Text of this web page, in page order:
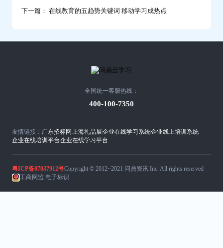
下一篇： 在线教育的五趋势关键词 移动学习成热点
友情链接： 广东招标网 上海礼品展企业在线学习系统企业线上培训系统
企业在线培训平台企业在线学习平台
全国统一客服热线：
400-100-7350
粤ICP备07037912号Copyright © 2012~2021 问鼎资讯 Inc. All rights reserved
工商网监 电子标识